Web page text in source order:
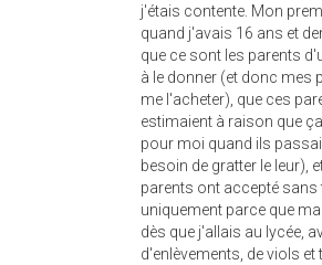
j'étais contente. Mon
quand j'avais 16 ans et
que ce sont les parents
à le donner (et donc mes
me l'acheter), que ces
estimaient à raison que
pour moi quand ils
besoin de gratter le leur),
parents ont accepté
uniquement parce que
dès que j'allais au lycée,
d'enlèvements, de viols et